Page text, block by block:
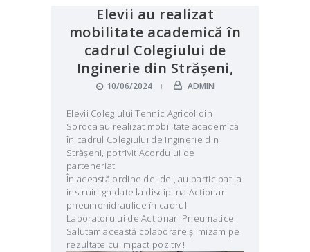
ADMITERE
PARTENERI
NOUTĂȚI
GALERIE
Elevii au realizat
mobilitate academică în
cadrul Colegiului de
Inginerie din Strășeni,
10/06/2024 ADMIN
Elevii Colegiului Tehnic Agricol din
Soroca au realizat mobilitate academică
în cadrul Colegiului de Inginerie din
Strășeni, potrivit Acordului de
parteneriat.
În această ordine de idei, au participat la
instruiri ghidate la disciplina Acționari
pneumohidraulice în cadrul
Laboratorului de Acționari Pneumatice.
Salutam această colaborare și mizam pe
rezultate cu impact pozitiv !